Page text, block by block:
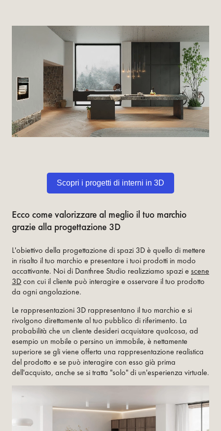
Scopri i progetti di interni in 3D
Ecco come valorizzare al meglio il tuo marchio
grazie alla progettazione 3D
L'obiettivo della progettazione di spazi 3D è quello di mettere
in risalto il tuo marchio e presentare i tuoi prodotti in modo
accattivante. Noi di Danthree Studio realizziamo spazi e scene
3Dcon cui il cliente può interagire e osservare il tuo prodotto
da ogni angolazione.
Le rappresentazioni 3D rappresentano il tuo marchio e si
rivolgono direttamente al tuo pubblico di riferimento. La
probabilità che un cliente desideri acquistare qualcosa, ad
esempio un mobile o persino un immobile, è nettamente
superiore se gli viene offerta una rappresentazione realistica
del prodotto e se può interagire con esso già prima
dell'acquisto, anche se si tratta "solo" di un'esperienza virtuale.